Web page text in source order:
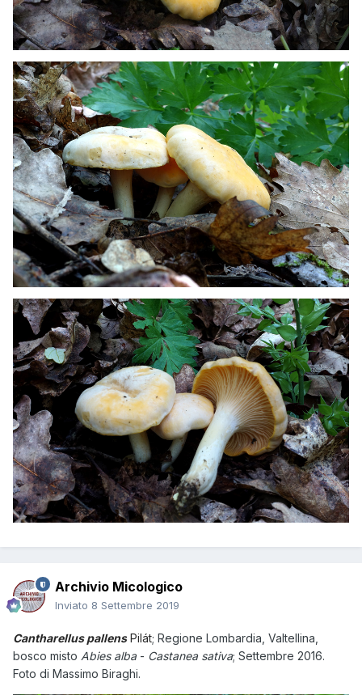
Archivio Micologico
Inviato 8 Settembre 2019
Cantharellus pallens Pilát; Regione Lombardia, Valtellina,
bosco misto Abies alba - Castanea sativa; Settembre 2016.
Foto di Massimo Biraghi.